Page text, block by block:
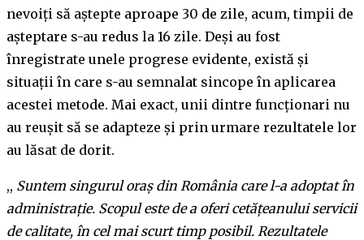
nevoiți să aștepte aproape 30 de zile, acum, timpii de
așteptare s-au redus la 16 zile. Deși au fost
înregistrate unele progrese evidente, există și
situații în care s-au semnalat sincope în aplicarea
acestei metode. Mai exact, unii dintre funcţionari nu
au reuşit să se adapteze şi prin urmare rezultatele lor
au lăsat de dorit.
,, Suntem singurul oraș din România care l-a adoptat în
administrație. Scopul este de a oferi cetățeanului servicii
de calitate, în cel mai scurt timp posibil. Rezultatele